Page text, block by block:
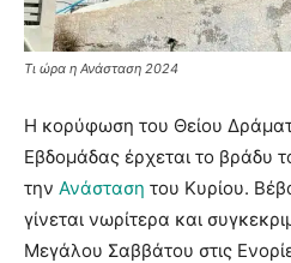
Τι ώρα η Ανάσταση 2024
Η κορύφωση του Θείου
Εβδομάδας έρχεται το βράδυ
την Ανάσταση του Κυρίου.
γίνεται νωρίτερα και
Μεγάλου Σαββάτου στις